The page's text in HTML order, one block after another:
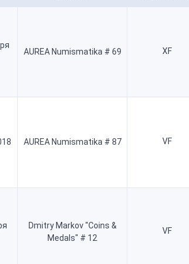
AUREA Numismatika # 69 XF
AUREA Numismatika # 87 VF
Dmitry Markov "Coins &
Medals" # 12
VF